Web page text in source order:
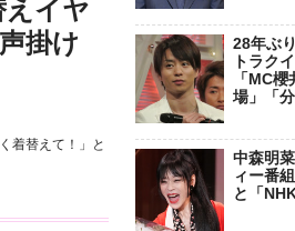
イヤ
掛け
着替えて！」と
28年ぶ
トラク
「MC
場」「
中森明
ィー番
と「